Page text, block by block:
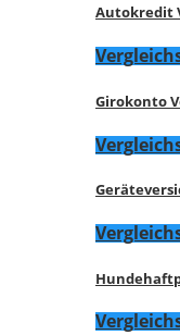
Autokredit
Girokonto